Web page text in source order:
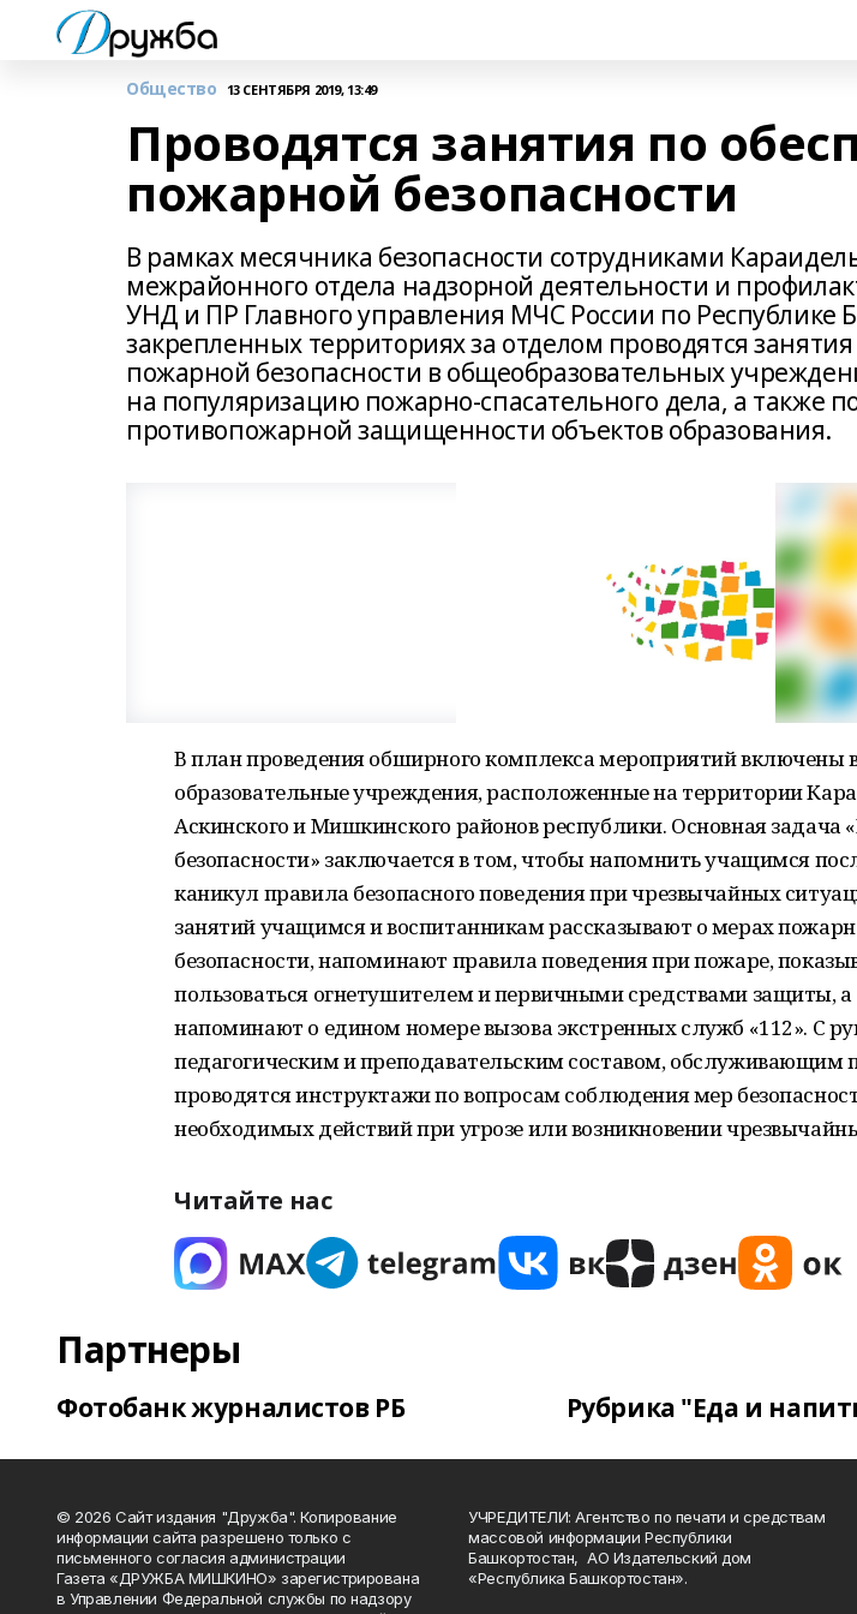
Общество 13 СЕНТЯБРЯ 2019, 13:49
Проводятся занятия по
пожарной безопасности
В рамках месячника безопасности сотрудниками
межрайонного отдела надзорной деятельности и
УНД и ПР Главного управления МЧС России по Республике
закрепленных территориях за отделом проводятся
пожарной безопасности в общеобразовательных
на популяризацию пожарно-спасательного дела, а также
противопожарной защищенности объектов образования.
В план проведения обширного комплекса мероприятий включены
образовательные учреждения, расположенные на территории
Аскинского и Мишкинского районов республики. Основная задача
безопасности» заключается в том, чтобы напомнить учащимся
каникул правила безопасного поведения при чрезвычайных
занятий учащимся и воспитанникам рассказывают о мерах
безопасности, напоминают правила поведения при пожаре,
пользоваться огнетушителем и первичными средствами защиты,
напоминают о едином номере вызова экстренных служб «112». С
педагогическим и преподавательским составом, обслуживающим
проводятся инструктажи по вопросам соблюдения мер
необходимых действий при угрозе или возникновении
Читайте нас
Партнеры
Фотобанк журналистов РБ Рубрика "Еда и
© 2026 Сайт издания "Дружба". Копирование
информации сайта разрешено только с
письменного согласия администрации
Газета «ДРУЖБА МИШКИНО» зарегистрирована
в Управлении Федеральной службы по надзору
УЧРЕДИТЕЛИ: Агентство по печати и средствам
массовой информации Республики
Башкортостан, АО Издательский дом
«Республика Башкортостан».